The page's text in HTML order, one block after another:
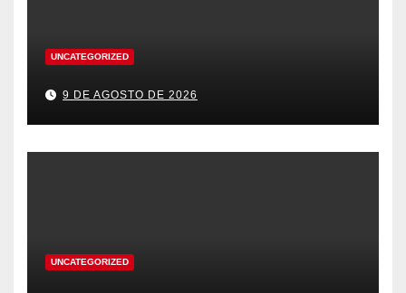
UNCATEGORIZED
9 DE AGOSTO DE 2026
UNCATEGORIZED